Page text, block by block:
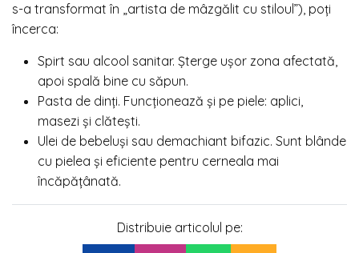
s-a transformat în „artista de mâzgălit cu stiloul”), poți
încerca:
Spirt sau alcool sanitar. Șterge ușor zona afectată,
apoi spală bine cu săpun.
Pasta de dinți. Funcționează și pe piele: aplici,
masezi și clătești.
Ulei de bebeluși sau demachiant bifazic. Sunt blânde
cu pielea și eficiente pentru cerneala mai
încăpățânată.
Distribuie articolul pe: